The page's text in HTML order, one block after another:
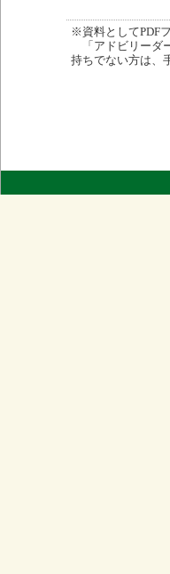
※資料としてPDF
「アドビリーダ
持ちでない方は、